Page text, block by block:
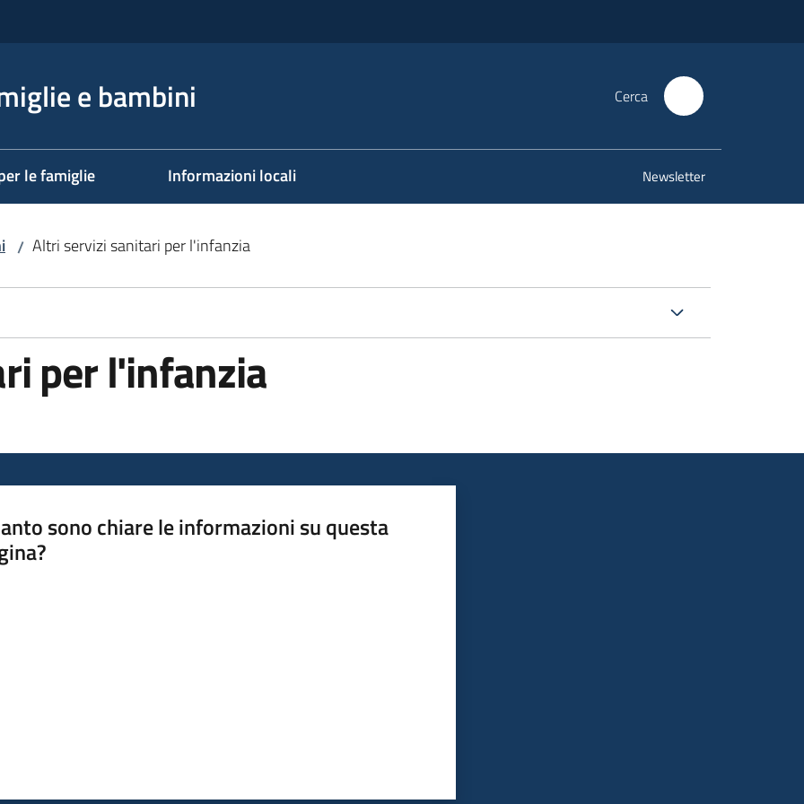
e bambini Cerca
le famiglie Informazioni locali Newsletter
/ Altri servizi sanitari per l'infanzia
per l'infanzia
sono chiare le informazioni su questa